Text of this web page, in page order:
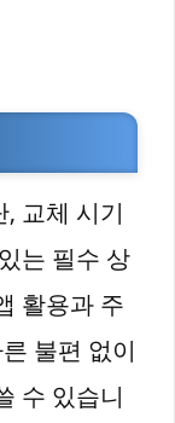
교체 시기
는 필수 상
활용과 주
불편 없이
수 있습니